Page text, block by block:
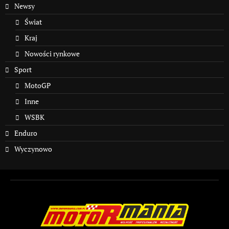
Newsy
Świat
Kraj
Nowości rynkowe
Sport
MotoGP
Inne
WSBK
Enduro
Wyczynowo